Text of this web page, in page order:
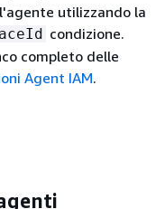
utilizzando la
condizione.
completo delle
Agent IAM.